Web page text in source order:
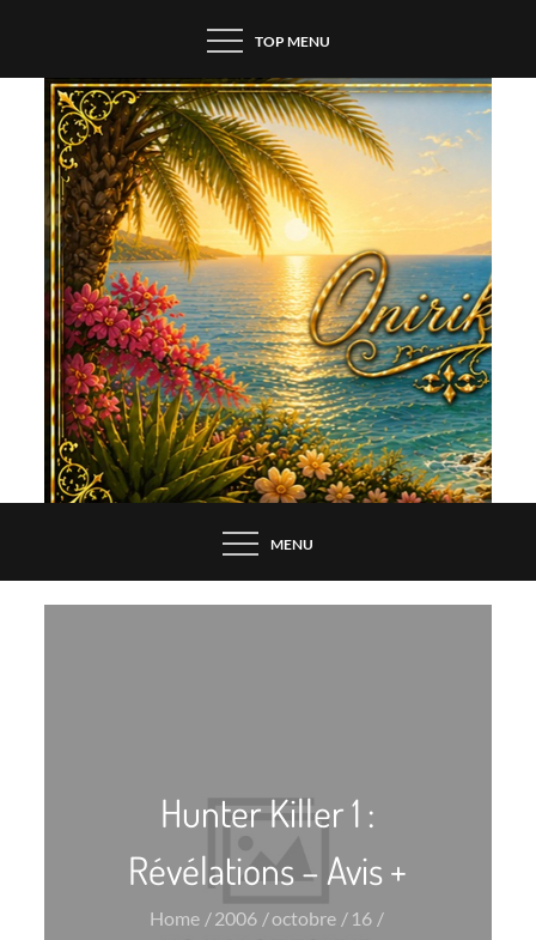
content
TOP MENU
MENU
Hunter Killer 1 :
Révélations – Avis +
Home 2006 octobre
16